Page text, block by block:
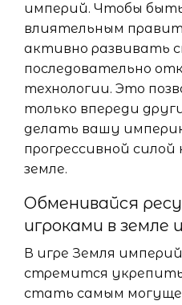
империй. Чтобы
влиятельным
активно развивать
последовательно
технологии. Это
только впереди
делать вашу
прогрессивной
земле.
Обменивайся
игроками в земле
В игре Земля
стремится
стать самым